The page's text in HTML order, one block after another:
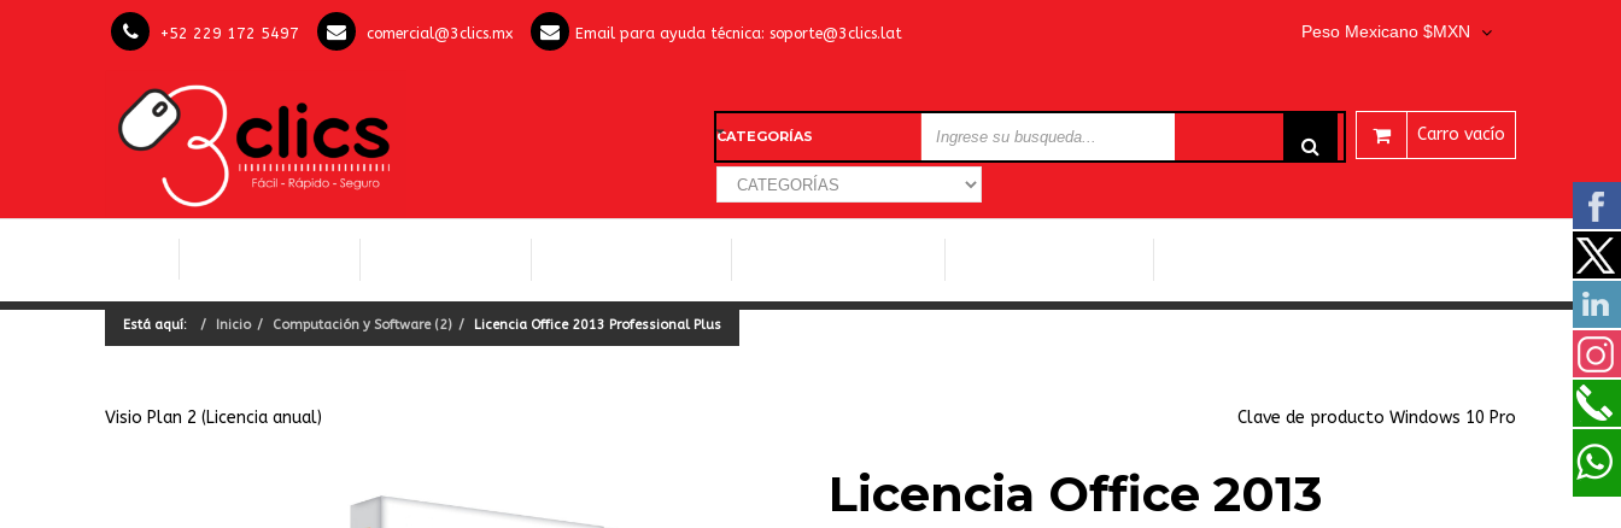
+52 229 172 5497 comercial@3clics.mx Email para ayuda técnica: soporte@3clics.lat Peso Mexicano $MXN
Carro vacío
CATEGORÍAS
Está aquí: Inicio Computación y Software (2) Licencia Office 2013 Professional Plus
Visio Plan 2 (Licencia anual) Clave de producto Windows 10 Pro
Licencia Office 2013